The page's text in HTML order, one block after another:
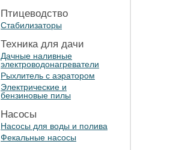
Птицеводство
Стабилизаторы
Техника для дачи
Дачные наливные
электроводонагреватели
Рыхлитель с аэратором
Электрические и
бензиновые пилы
Насосы
Насосы для воды и полива
Фекальные насосы